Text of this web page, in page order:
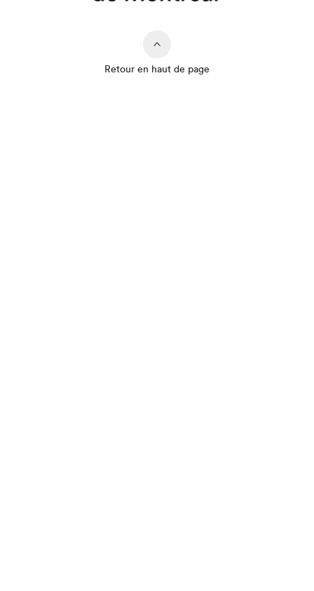
Retour en haut de page